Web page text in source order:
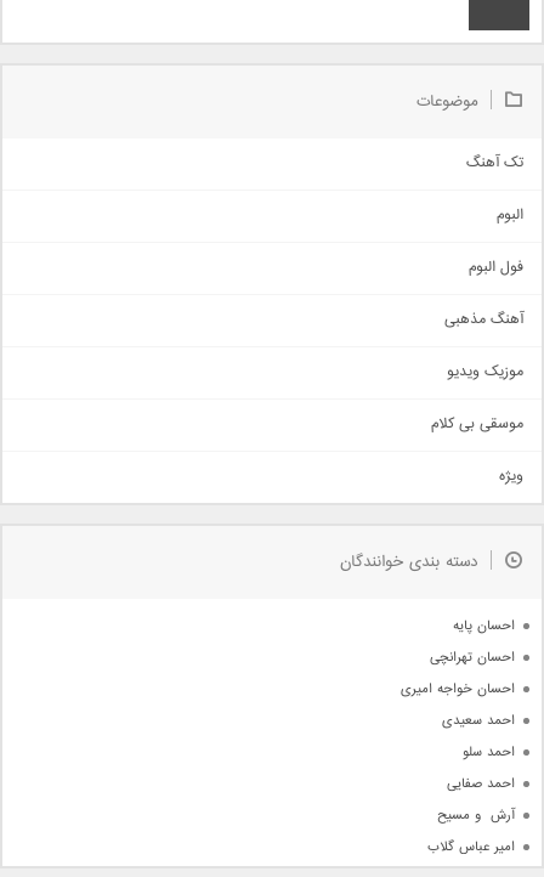
موضوعات
تک آهنگ
اجتماعی
حماسی
سنتی
اهنگ بندرعباسی
دمو
مذهبی
جدیدترین ها
البوم
فول البوم
آهنگ مذهبی
موزیک ویدیو
موسقی بی کلام
ویژه
دسته بندی خوانندگان
احسان پایه
احسان تهرانچی
احسان خواجه امیری
احمد سعیدی
احمد سلو
احمد صفایی
آرش  و مسیح
امیر عباس گلاب